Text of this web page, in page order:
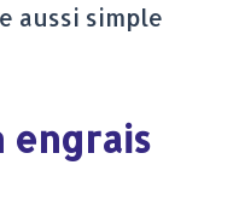
aussi simple
engrais